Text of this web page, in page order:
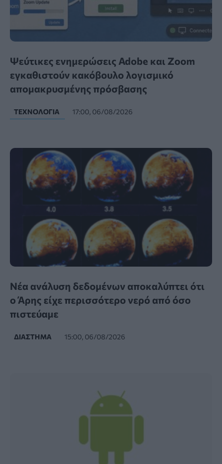
Ψεύτικες ενημερώσεις Adobe και Zoom
εγκαθιστούν κακόβουλο λογισμικό
απομακρυσμένης πρόσβασης
ΤΕΧΝΟΛΟΓΊΑ 17:00, 06/08/2026
Νέα ανάλυση δεδομένων αποκαλύπτει ότι
ο Άρης είχε περισσότερο νερό από όσο
πιστεύαμε
ΔΙΆΣΤΗΜΑ 15:00, 06/08/2026